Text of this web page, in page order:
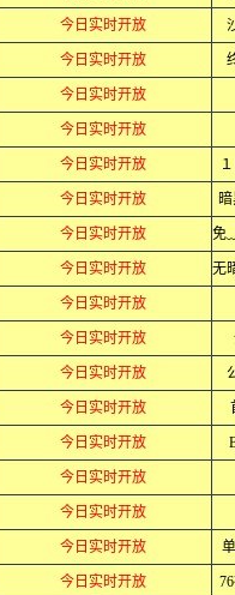
今日实时开放
今日实时开放
今日实时开放
今日实时开放
今日实时开放
今日实时开放
今日实时开放
今日实时开放
今日实时开放
今日实时开放
今日实时开放
今日实时开放
今日实时开放
今日实时开放
今日实时开放
今日实时开放
今日实时开放